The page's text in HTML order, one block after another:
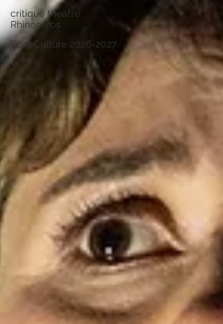
critique théâtre
Rhinocéros
ZoneCulture 2026-2027